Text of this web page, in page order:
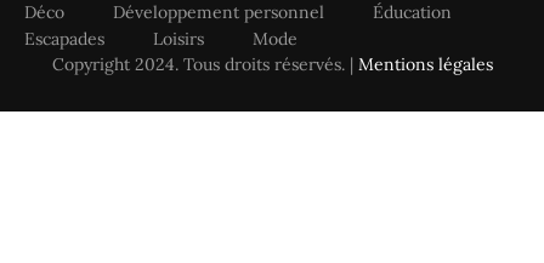
Déco
Développement personnel
Éducation
Escapades
Loisirs
Mode
Copyright 2024. Tous droits réservés. | Mentions légales